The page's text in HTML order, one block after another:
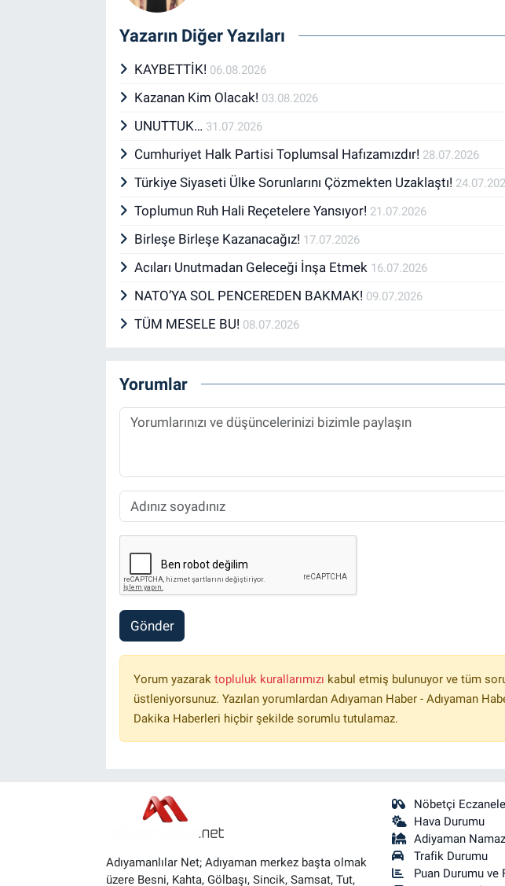
Yazarın Diğer Yazıları
KAYBETTİK! 06.08.2026
Kazanan Kim Olacak! 03.08.2026
UNUTTUK… 31.07.2026
Cumhuriyet Halk Partisi Toplumsal Hafızamızdır! 28.07.2026
Türkiye Siyaseti Ülke Sorunlarını Çözmekten Uzaklaştı!
Toplumun Ruh Hali Reçetelere Yansıyor! 21.07.2026
Birleşe Birleşe Kazanacağız! 17.07.2026
Acıları Unutmadan Geleceği İnşa Etmek 16.07.2026
NATO’YA SOL PENCEREDEN BAKMAK! 09.07.2026
TÜM MESELE BU! 08.07.2026
Yorumlar
Gönder
Yorum yazarak topluluk kurallarımızı kabul etmiş bulunuyor ve tüm
üstleniyorsunuz. Yazılan yorumlardan Adıyaman Haber - Adıyaman
Dakika Haberleri hiçbir şekilde sorumlu tutulamaz.
Adıyamanlılar Net; Adıyaman merkez başta olmak
üzere Besni, Kahta, Gölbaşı, Sincik, Samsat, Tut,
Nöbetçi
Hava Durumu
Adiyaman
Trafik Durumu
Puan Durumu ve